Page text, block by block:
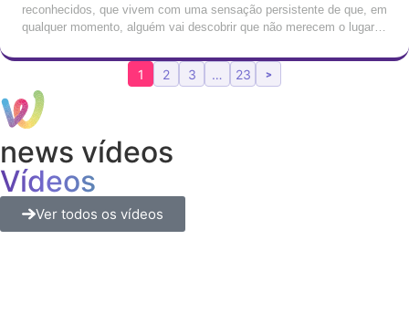
reconhecidos, que vivem com uma sensação persistente de que, em
qualquer momento, alguém vai descobrir que não merecem o lugar
terem conseguido enganar quem os avaliou. Que, mais tarde ou
1 2 3 … 23 >
news vídeos
Vídeos
Ver todos os vídeos